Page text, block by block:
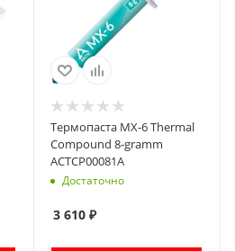
Термопаста MX-6 Thermal
Compound 8-gramm
ACTCP00081A
Достаточно
3 610₽